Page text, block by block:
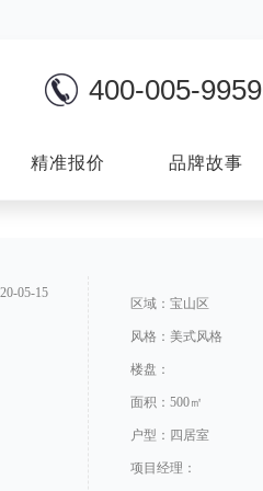
400-005-9959
精准报价 品牌故事
05-15
区域：宝山区
风格：美式风格
楼盘：
面积：500㎡
户型：四居室
项目经理：